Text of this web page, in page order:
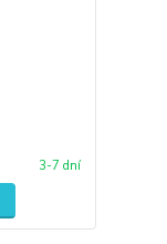
3-7 dní